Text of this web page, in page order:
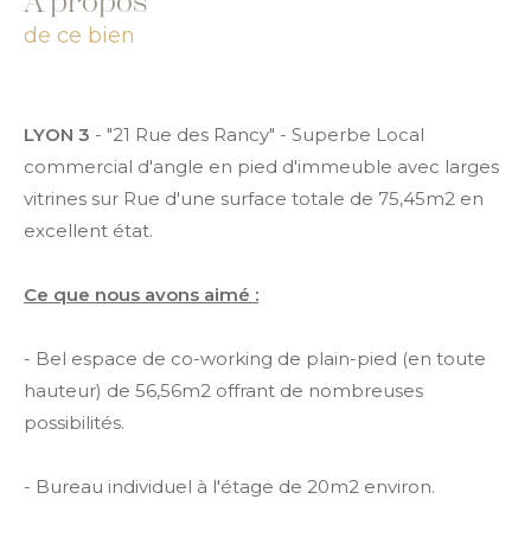
de ce bien
LYON 3 - "21 Rue des Rancy" - Superbe Local
commercial d'angle en pied d'immeuble avec larges
vitrines sur Rue d'une surface totale de 75,45m2 en
excellent état.
Ce que nous avons aimé :
- Bel espace de co-working de plain-pied (en toute
hauteur) de 56,56m2 offrant de nombreuses
possibilités.
- Bureau individuel à l'étage de 20m2 environ.